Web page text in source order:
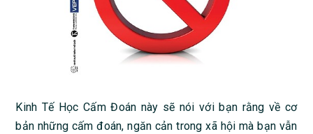
Kinh Tế Học Cấm Đoán này sẽ nói với bạn rằng về cơ
bản những cấm đoán, ngăn cản trong xã hội mà bạn vẫn